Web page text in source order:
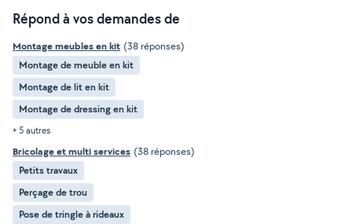
Répond à vos demandes de
Montage meubles en kit (38 réponses)
Montage de meuble en kit
Montage de lit en kit
Montage de dressing en kit
+ 5 autres
Bricolage et multi services (38 réponses)
Petits travaux
Perçage de trou
Pose de tringle à rideaux